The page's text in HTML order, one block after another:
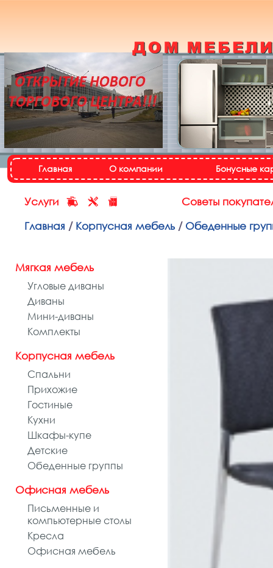
Кухонный гарнитур
«Настя»
Назад
Главная О компании Бонусные
Услуги
Советы
Главная / Корпусная мебель / Обеденные
Мягкая мебель
Угловые диваны
Диваны
Мини-диваны
Комплекты
Корпусная мебель
Спальни
Прихожие
Гостиные
Кухни
Шкафы-купе
Детские
Обеденные группы
Офисная мебель
Письменные и
компьютерные столы
Кресла
Офисная мебель